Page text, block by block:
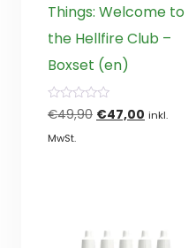
Things: Welcome to
the Hellfire Club –
Boxset (en)
0
von
5
€49,90 Ursprünglicher
€47,00 Aktueller
inkl.
MwSt.